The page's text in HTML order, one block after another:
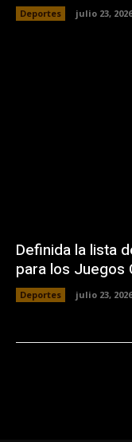
Deportes julio 23, 2026
Definida la lista
para los Juegos
Deportes julio 23, 2026